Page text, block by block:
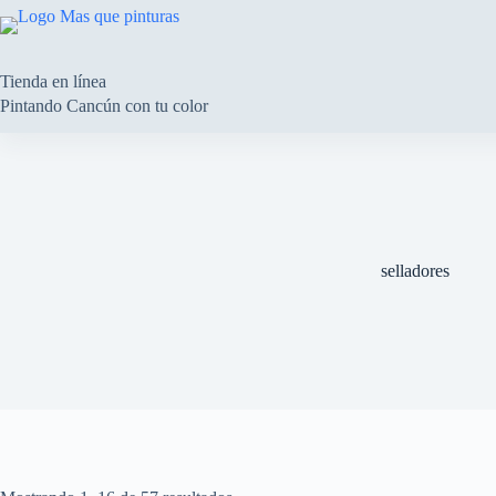
Saltar
al
Tienda en línea
Pintando Cancún con tu color
selladores